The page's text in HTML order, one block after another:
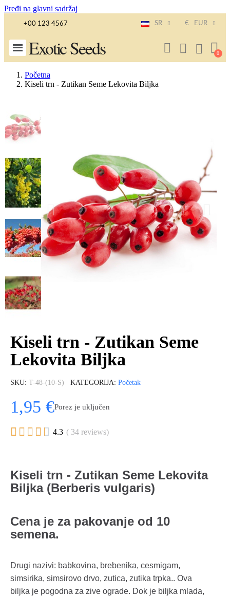
Pređi na glavni sadržaj
+00 123 4567 SR € EUR
Exotic Seeds
Početna
Kiseli trn - Zutikan Seme Lekovita Biljka
Kiseli trn - Zutikan Seme
Lekovita Biljka
SKU T-48-(10-S) KATEGORIJA Početak
1,95 €Porez je uključen
     4.3 ( 34 reviews)
Kiseli trn - Zutikan Seme Lekovita
Biljka (Berberis vulgaris)
Cena je za pakovanje od 10
semena.
Drugi nazivi: babkovina, brebenika, cesmigam,
simsirika, simsirovo drvo, zutica, zutika trpka.. Ova
biljka je pogodna za zive ograde. Dok je biljka mlada,